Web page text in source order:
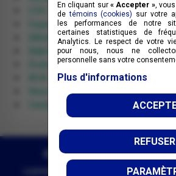
CDC de Laval
Espace citoyens
Médias
Babillard
Événements
Nous joindre
Centre de documentation
© 2026 Corporation de
communautaire de Laval | Tous
En cliquant sur « Accepter »,
detémoins (cookies) sur votre
les performances de notre
certaines statistiques de
Analytics. Le respect de votre
pour nous, nous ne
personnelle sans votre
Plus d'informations
REFUSER